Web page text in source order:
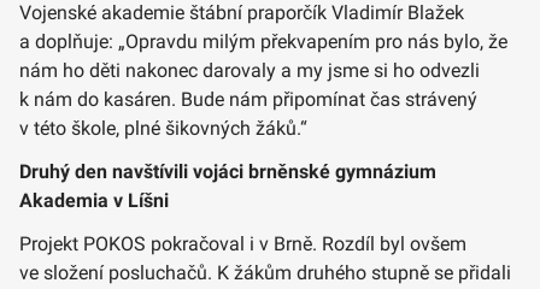
Vojenské akademie štábní praporčík Vladimír Blažek
a doplňuje: „Opravdu milým překvapením pro nás bylo, že
nám ho děti nakonec darovaly a my jsme si ho odvezli
k nám do kasáren. Bude nám připomínat čas strávený
v této škole, plné šikovných žáků.“
Druhý den navštívili vojáci brněnské gymnázium
Akademia v Líšni
Projekt POKOS pokračoval i v Brně. Rozdíl byl ovšem
ve složení posluchačů. K žákům druhého stupně se přidali